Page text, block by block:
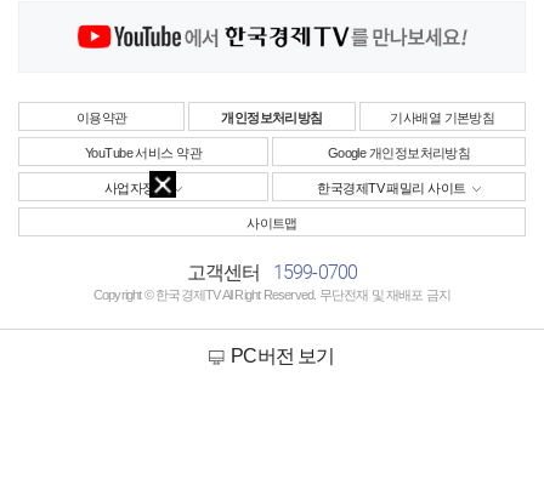
이용약관 개인정보처리방침 기사배열 기본방침
YouTube 서비스 약관 Google 개인정보처리방침
사업자정보 한국경제TV 패밀리 사이트
사이트맵
고객센터 1599-0700
Copyright © 한국경제TV All Right Reserved. 무단전재 및 재배포 금지
PC버전 보기